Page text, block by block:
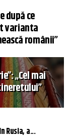
după ce
varianta
românii”
„Cel mai
Rusia, a...